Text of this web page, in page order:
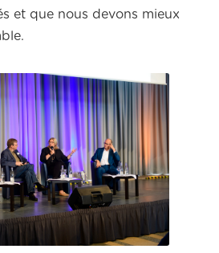
et que nous devons mieux